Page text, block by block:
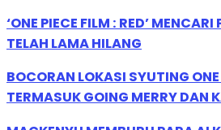
‘ONE PIECE FILM : RED’
TELAH LAMA HILANG
BOCORAN LOKASI SYUTING
TERMASUK GOING MERRY DAN